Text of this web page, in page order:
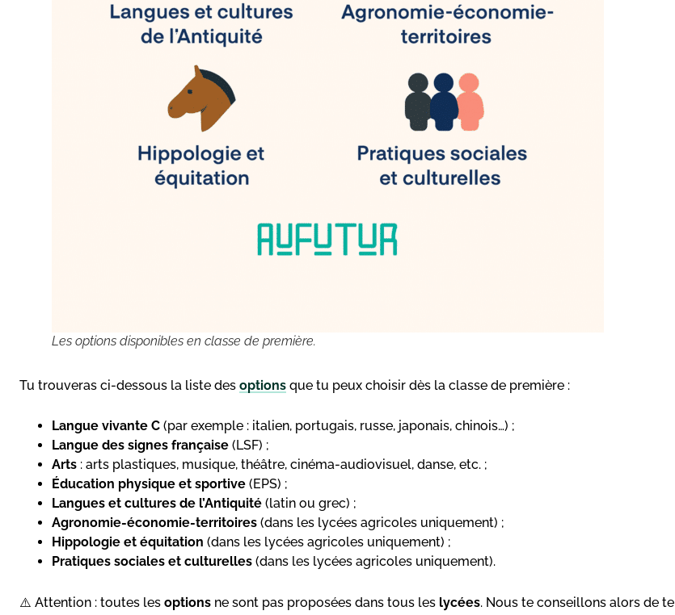
Les options disponibles en classe de première.
Tu trouveras ci-dessous la liste des options que tu peux choisir dès la classe de première :
Langue vivante C (par exemple : italien, portugais, russe, japonais, chinois…) ;
Langue des signes française (LSF) ;
Arts : arts plastiques, musique, théâtre, cinéma-audiovisuel, danse, etc. ;
Éducation physique et sportive (EPS) ;
Langues et cultures de l’Antiquité (latin ou grec) ;
Agronomie-économie-territoires (dans les lycées agricoles uniquement) ;
Hippologie et équitation (dans les lycées agricoles uniquement) ;
Pratiques sociales et culturelles (dans les lycées agricoles uniquement).
⚠️ Attention : toutes les options ne sont pas proposées dans tous les lycées. Nous te conseillons alors de te